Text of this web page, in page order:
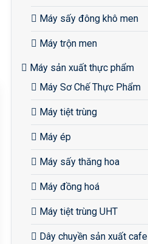
Máy sấy đông khô men
Máy trộn men
Máy sản xuất thực phẩm
Máy Sơ Chế Thực Phẩm
Máy tiệt trùng
Máy ép
Máy sấy thăng hoa
Máy đồng hoá
Máy tiệt trùng UHT
Dây chuyền sản xuất cafe